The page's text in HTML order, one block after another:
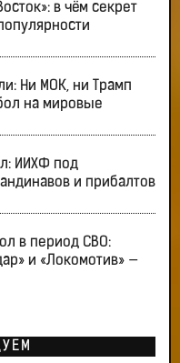
в чём секрет
Ни МОК, ни Трамп
на мировые
ИИХФ под
и прибалтов
в период СВО:
и «Локомотив» —